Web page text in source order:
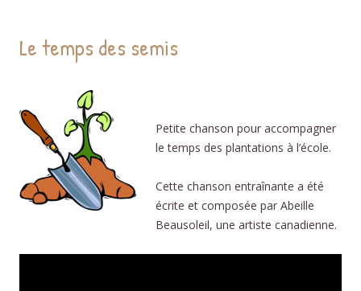
Le temps des semis
Petite chanson pour accompagner
le temps des plantations à l’école.
Cette chanson entraînante a été
écrite et composée par Abeille
Beausoleil, une artiste canadienne.